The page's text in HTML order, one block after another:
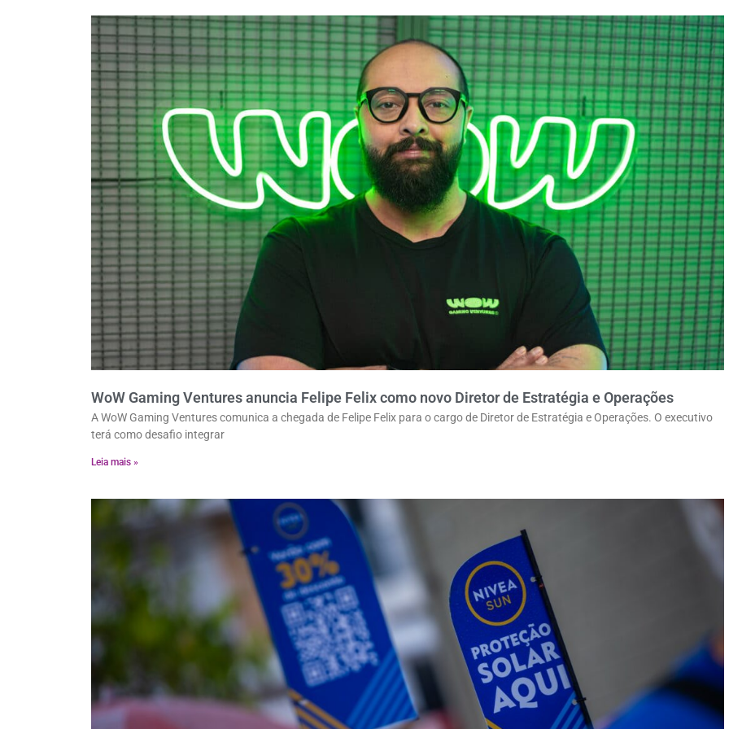
WoW Gaming Ventures anuncia Felipe Felix como novo Diretor de Estratégia e Operações
A WoW Gaming Ventures comunica a chegada de Felipe Felix para o cargo de Diretor de Estratégia e Operações. O executivo
terá como desafio integrar
Leia mais »